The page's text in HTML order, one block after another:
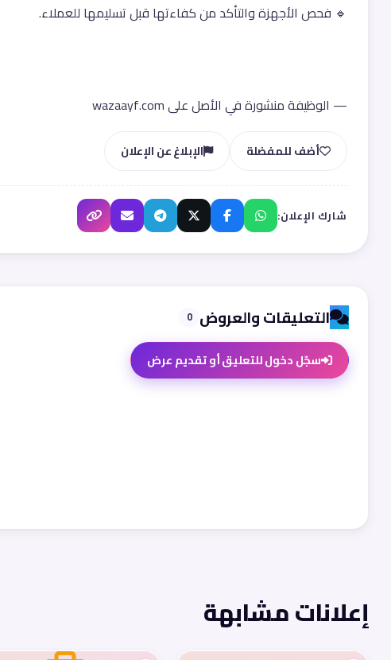
🔹 فحص الأجهزة والتأكد من كفاءتها قبل تسليمها للعملاء.
— الوظيفة منشورة في الأصل على wazaayf.com
أضف للمفضلة الإبلاغ عن الإعلان
شارك الإعلان:
التعليقات والعروض 0
سجّل دخول للتعليق أو تقديم عرض
إعلانات مشابهة